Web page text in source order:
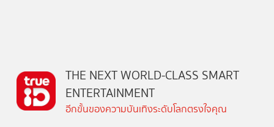
THE NEXT WORLD-CLASS SMART
ENTERTAINMENT
อีกขั้นของความบันเทิงระดับโลกตรงใจคุณ